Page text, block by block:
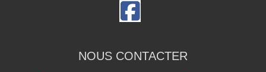
NOUS CONTACTER